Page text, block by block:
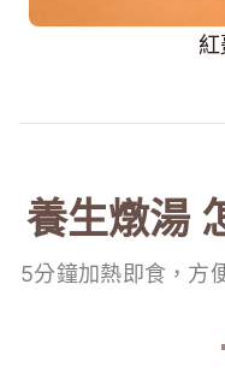
養生燉湯
5分鐘加熱即食，方